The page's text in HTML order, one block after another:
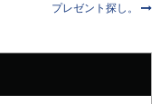
プレゼント探し。